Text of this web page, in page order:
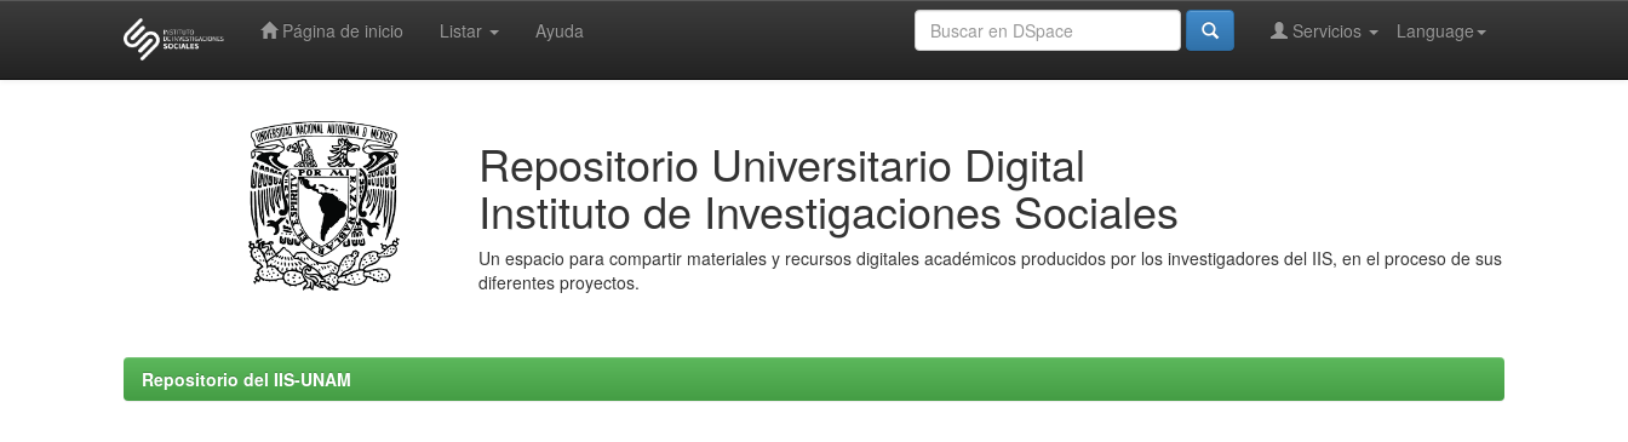
Página de inicio Listar Ayuda Language
Servicios
Repositorio Universitario Digital
Instituto de Investigaciones Sociales
Un espacio para compartir materiales y recursos digitales académicos producidos por los investigadores del IIS, en el proceso de sus
diferentes proyectos.
Repositorio del IIS-UNAM